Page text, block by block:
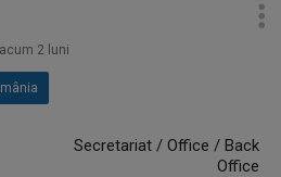
acum 2 luni
Secretariat / Office / Back
Office